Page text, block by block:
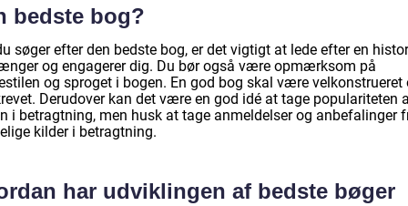
bedste bog?
søger efter den bedste bog, er det vigtigt at lede efter en
og engagerer dig. Du bør også være opmærksom på
og sproget i bogen. En god bog skal være velkonstrueret
Derudover kan det være en god idé at tage populariteten
i betragtning, men husk at tage anmeldelser og anbefalinger
kilder i betragtning.
har udviklingen af bedste bøger